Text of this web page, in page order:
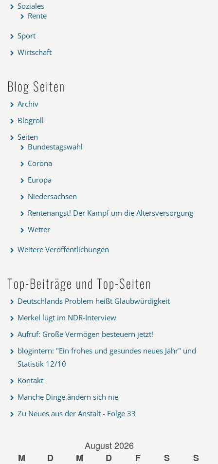
Soziales
Rente
Sport
Wirtschaft
Blog Seiten
Archiv
Blogroll
Seiten
Bundestagswahl
Corona
Europa
Niedersachsen
Rentenangst! Der Kampf um die Altersversorgung
Wetter
Weitere Veröffentlichungen
Top-Beiträge und Top-Seiten
Deutschlands Problem heißt Glaubwürdigkeit
Merkel lügt im NDR-Interview
Aufruf: Große Vermögen besteuern jetzt!
blogintern: "Ein frohes und gesundes neues Jahr" und
Statistik 12/10
Kontakt
Manche Dinge ändern sich nie
Zu Neues aus der Anstalt - Folge 33
August 2026
M
D M D F S S